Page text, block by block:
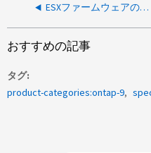
ESXファームウェアのアップグレード時に直接接続型ストレージ（DAS）ONTAP Select およびDeployインスタンスをvMotionできますか。
おすすめの記事
タグ
product-categories:ontap-9